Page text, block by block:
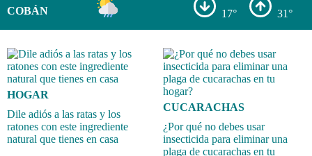
COBÁN 17° 31°
HOGAR
Dile adiós a las ratas y los
ratones con este ingrediente
natural que tienes en casa
CUCARACHAS
¿Por qué no debes usar
insecticida para eliminar una
plaga de cucarachas en tu